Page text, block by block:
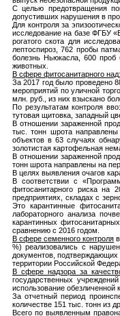
С целью предотвращения
допустивших нарушения в
Для контроля за
исследование на базе ФГБУ
рогатого скота для
лептоспироз, 762 пробы
болезнь Ньюкасла, 600 проб
животных.
В сфере фитосанитарного
За 2017 год было проведено
мероприятий по уличной
млн. руб., из них взыскано
По результатам контроля
тутовая щитовка, западный
В отношении зараженной
тыс. тонн шрота направлены
объектов в 63 случаях
золотистая картофельная
В отношении зараженной
тонн шрота направлены на
В целях выявления очагов
В соответствии с
фитосанитарного риска на
предприятиях, складах с
Это карантинные
лабораторного анализа
карантинных
сравнению с 2016 годом.
В сфере семенного контроля
%) реализовались с
документов,
территории Российской
В сфере надзора за
государственных
использование
За отчетный период
количестве 151 тыс. тонн из
Всего по выявленным